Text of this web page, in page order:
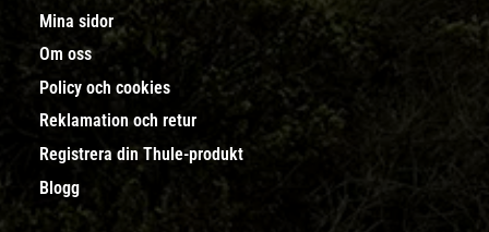
Mina sidor
Om oss
Policy och cookies
Reklamation och retur
Registrera din Thule-produkt
Blogg